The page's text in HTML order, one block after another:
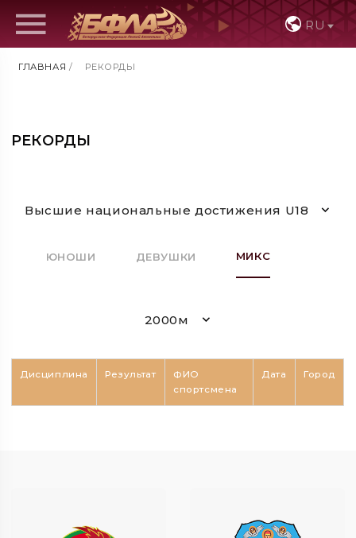
RU
ГЛАВНАЯ / РЕКОРДЫ
РЕКОРДЫ
Высшие национальные достижения U18
ЮНОШИ ДЕВУШКИ МИКС
2000м
Дисциплина Результат
ФИО
спортсмена
Дата Город